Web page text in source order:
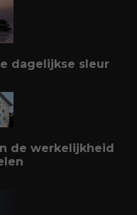
dagelijkse sleur
de werkelijkheid